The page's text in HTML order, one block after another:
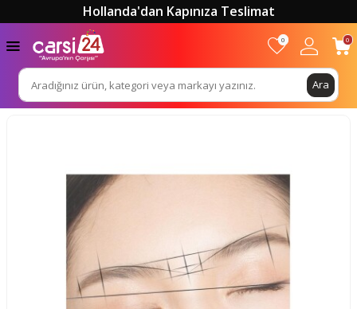
Hollanda'dan Kapınıza Teslimat
Ara
0 0